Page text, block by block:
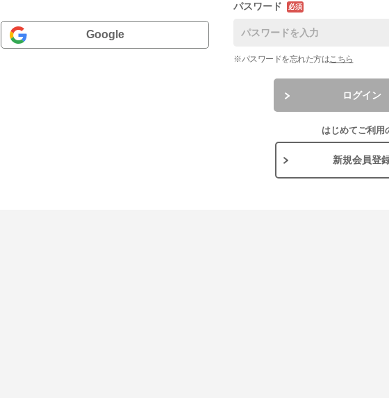
Google
パスワード 必須
※パスワードを忘れた方はこちら
ログイン
はじめてご利用
新規会員登